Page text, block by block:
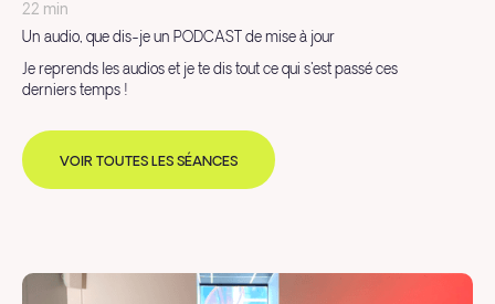
22 min
Un audio, que dis-je un PODCAST de mise à jour
Je reprends les audios et je te dis tout ce qui s'est passé ces
derniers temps !
VOIR TOUTES LES SÉANCES